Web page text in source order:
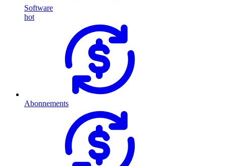
Software
hot
Abonnements